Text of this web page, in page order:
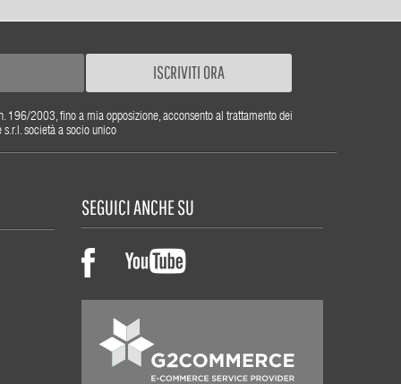
ISCRIVITI ORA
196/2003, fino a mia opposizione, acconsento al trattamento dei
società a socio unico
SEGUICI ANCHE SU